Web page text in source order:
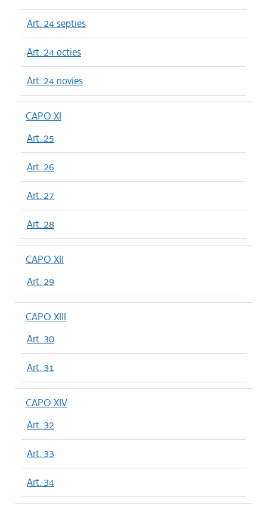
Art. 24 septies
Art. 24 octies
Art. 24 novies
CAPO XI
Art. 25
Art. 26
Art. 27
Art. 28
CAPO XII
Art. 29
CAPO XIII
Art. 30
Art. 31
CAPO XIV
Art. 32
Art. 33
Art. 34